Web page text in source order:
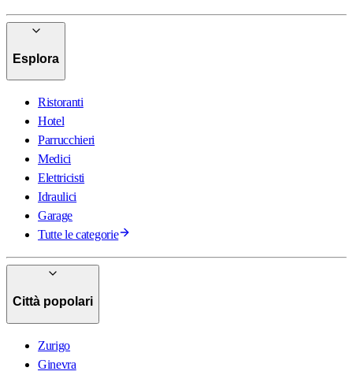
Esplora
Ristoranti
Hotel
Parrucchieri
Medici
Elettricisti
Idraulici
Garage
Tutte le categorie
Città popolari
Zurigo
Ginevra